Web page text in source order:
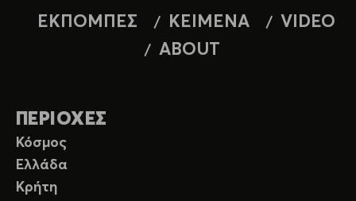
ΕΚΠΟΜΠΕΣ ΚΕΙΜΕΝΑ
VIDEO
ABOUT
ΠΕΡΙΟΧΕΣ
Κόσμος
Ελλάδα
Κρήτη